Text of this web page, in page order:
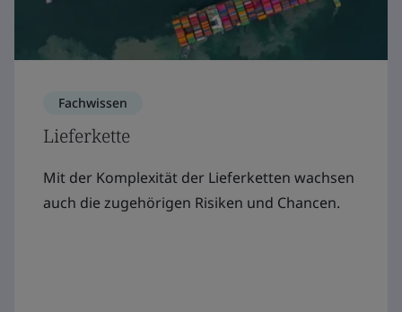
Fachwissen
Lieferkette
Mit der Komplexität der Lieferketten wachsen
auch die zugehörigen Risiken und Chancen.